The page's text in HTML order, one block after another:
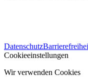
WINHELLER
Datenschutz
Cookieeinstellungen
Wir verwenden Cookies